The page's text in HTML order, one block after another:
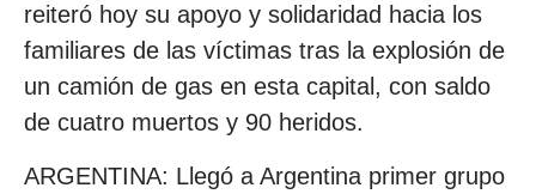
reiteró hoy su apoyo y solidaridad hacia los
familiares de las víctimas tras la explosión de
un camión de gas en esta capital, con saldo
de cuatro muertos y 90 heridos.
ARGENTINA: Llegó a Argentina primer grupo